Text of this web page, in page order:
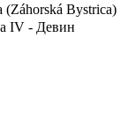
(Záhorská Bystrica)
IV - Девин